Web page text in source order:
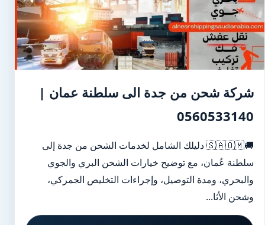
شركة شحن من جدة الى سلطنة عمان |
0560533140
🚚🇸🇦🇴🇲 دليلك الشامل لخدمات الشحن من جدة إلى
سلطنة عُمان، مع توضيح خيارات الشحن البري والجوي
والبحري، ومدة التوصيل، وإجراءات التخليص الجمركي،
وشحن الأثا...